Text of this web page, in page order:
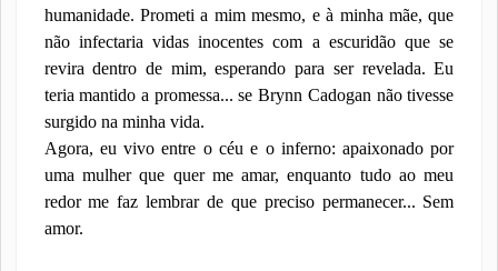
humanidade. Prometi a mim mesmo, e à minha mãe, que
não infectaria vidas inocentes com a escuridão que se
revira dentro de mim, esperando para ser revelada. Eu
teria mantido a promessa... se Brynn Cadogan não tivesse
surgido na minha vida.
Agora, eu vivo entre o céu e o inferno: apaixonado por
uma mulher que quer me amar, enquanto tudo ao meu
redor me faz lembrar de que preciso permanecer... Sem
amor.